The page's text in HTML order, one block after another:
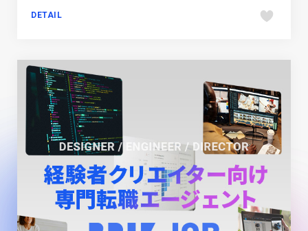
DETAIL